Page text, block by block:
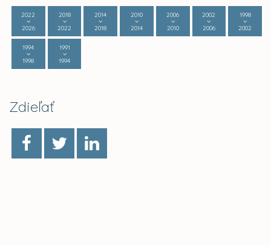
2022
2026
2018
2022
2014
2018
2010
2014
2006
2010
2002
2006
1998
2002
1994
1998
1991
1994
Zdieľať